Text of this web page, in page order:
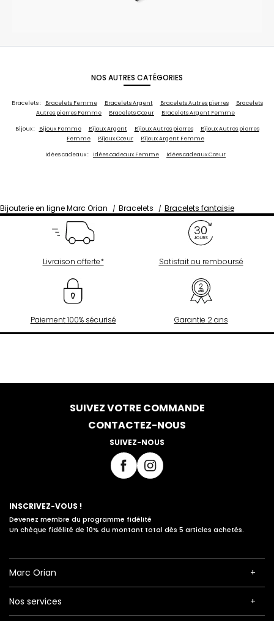
NOS AUTRES CATÉGORIES
Bracelets : Bracelets Femme Bracelets Argent Bracelets Autres pierres
Bracelets
Autres pierres Femme
Bracelets Cœur Bracelets Argent Femme
Bijoux : Bijoux Femme Bijoux Argent Bijoux Autres pierres
Bijoux Autres pierres
Femme
Bijoux Cœur Bijoux Argent Femme
Idées cadeaux : Idées cadeaux Femme Idées cadeaux Cœur
Bijouterie en ligne Marc Orian Bracelets Bracelets fantaisie
Livraison offerte* Satisfait ou remboursé
Paiement 100% sécurisé Garantie 2 ans
SUIVEZ VOTRE COMMANDE
CONTACTEZ-NOUS
SUIVEZ-NOUS
INSCRIVEZ-VOUS !
Devenez membre du programme fidélité
Un chèque fidélité de 10% du montant total dès 5 articles achetés.
Marc Orian
Nos services